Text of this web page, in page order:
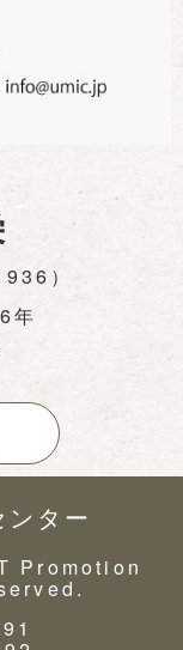
）
年
ター
Promotion